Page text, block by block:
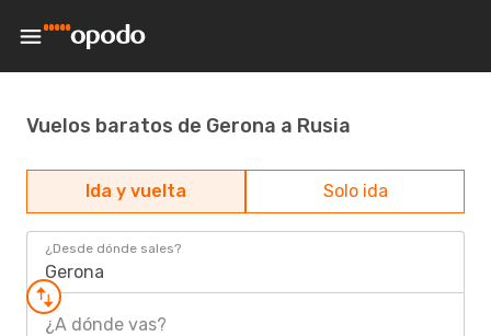
Vuelos baratos de Gerona a Rusia
Ida y vuelta Solo ida
¿Desde dónde sales?
Gerona
¿A dónde vas?